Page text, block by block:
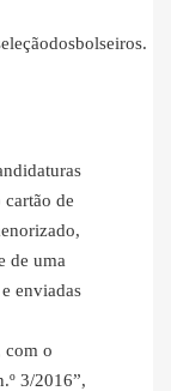
cartão de
de uma
enviadas
com o
3/2016”,